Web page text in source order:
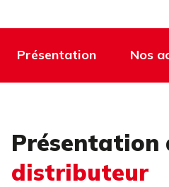
Présentation Nos
Présentation
distributeur